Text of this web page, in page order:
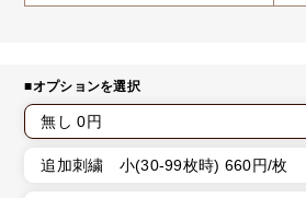
■オプションを選択
無し 0円
追加刺繍 小(30-99枚時) 660円/枚